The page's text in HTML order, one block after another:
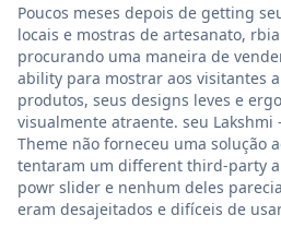
Poucos meses depois de getting
locais e mostras de artesanato,
procurando uma maneira de
ability para mostrar aos visitantes
produtos, seus designs leves e
visualmente atraente. seu
Theme não forneceu uma solução
tentaram um different third-party
powr slider e nenhum deles
eram desajeitados e difíceis de